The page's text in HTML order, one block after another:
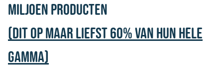
miljoen producten
(dit op maar liefst 60% van hun hele
gamma)